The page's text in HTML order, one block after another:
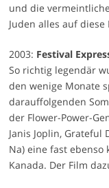
und die
Juden alles auf diese
2003: Festival
So richtig legendär
den wenige Monate
darauffolgenden
der Flower-Power-
Janis Joplin, Grateful
Na) eine fast
Kanada. Der Film